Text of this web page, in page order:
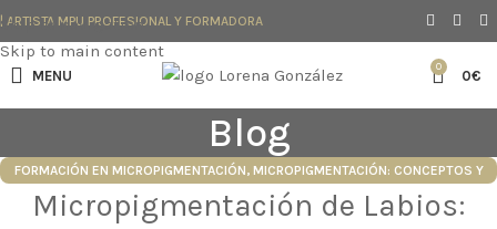
Skip to navigation
Skip to main content
| ARTISTA MPU PROFESIONAL Y FORMADORA
MENU
0
0€
Blog
FORMACIÓN EN MICROPIGMENTACIÓN, MICROPIGMENTACIÓN: CONCEPTOS Y
TÉCNICAS
Micropigmentación de Labios: